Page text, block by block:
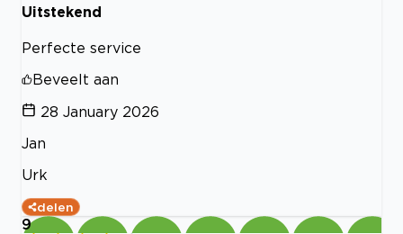
Uitstekend
Perfecte service
Beveelt aan
28 January 2026
Jan
Urk
delen
9